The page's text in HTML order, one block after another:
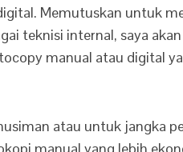
Memutuskan untuk
teknisi internal, saya
manual atau digital
atau untuk jangka